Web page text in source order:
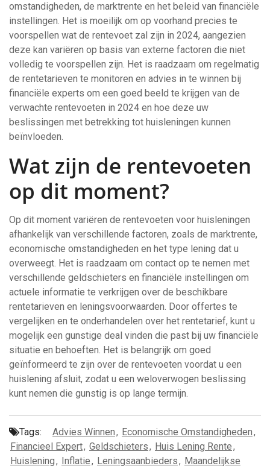
omstandigheden, de marktrente en het beleid van financiële
instellingen. Het is moeilijk om op voorhand precies te
voorspellen wat de rentevoet zal zijn in 2024, aangezien
deze kan variëren op basis van externe factoren die niet
volledig te voorspellen zijn. Het is raadzaam om regelmatig
de rentetarieven te monitoren en advies in te winnen bij
financiële experts om een goed beeld te krijgen van de
verwachte rentevoeten in 2024 en hoe deze uw
beslissingen met betrekking tot huisleningen kunnen
beïnvloeden.
Wat zijn de rentevoeten
op dit moment?
Op dit moment variëren de rentevoeten voor huisleningen
afhankelijk van verschillende factoren, zoals de marktrente,
economische omstandigheden en het type lening dat u
overweegt. Het is raadzaam om contact op te nemen met
verschillende geldschieters en financiële instellingen om
actuele informatie te verkrijgen over de beschikbare
rentetarieven en leningsvoorwaarden. Door offertes te
vergelijken en te onderhandelen over het rentetarief, kunt u
mogelijk een gunstige deal vinden die past bij uw financiële
situatie en behoeften. Het is belangrijk om goed
geïnformeerd te zijn over de rentevoeten voordat u een
huislening afsluit, zodat u een weloverwogen beslissing
kunt nemen die gunstig is op lange termijn.
Tags: Advies Winnen, Economische Omstandigheden,
Financieel Expert, Geldschieters, Huis Lening Rente,
Huislening, Inflatie, Leningsaanbieders, Maandelijkse